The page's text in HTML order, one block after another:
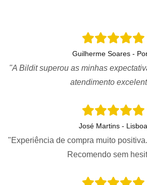
Guilherme Soares -
"A Bildit superou as minhas
atendimento
José Martins - Lisboa
"Experiência de compra muito
Recomendo sem